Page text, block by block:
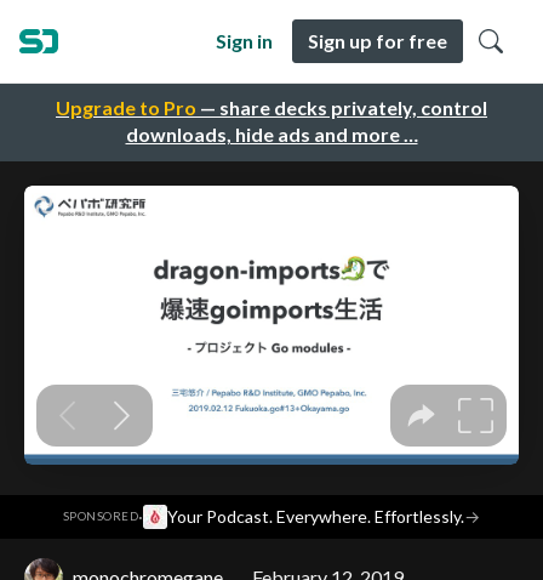
Upgrade to Pro — share decks privately, control
downloads, hide ads and more …
Sign in Sign up for free
SPONSORED· Your Podcast. Everywhere. Effortlessly.→